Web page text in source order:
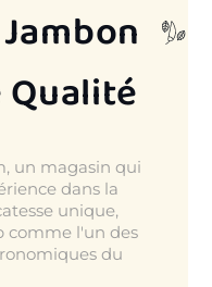
un magasin qui
dans la
unique,
comme l'un des
du